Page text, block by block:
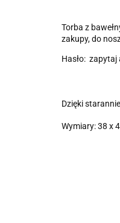
Torba z
zakupy, do
Hasło:
Dzięki
Wymiary: 38 x